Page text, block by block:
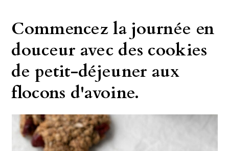
Commencez la journée en
douceur avec des cookies
de petit-déjeuner aux
flocons d'avoine.